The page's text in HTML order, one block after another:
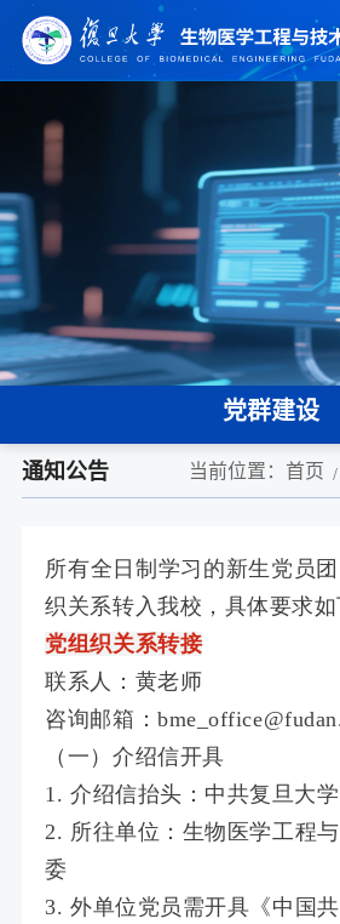
党群建设
通知公告 当前位置： 首页
所有全日制学习的新生党员
织关系转入我校，具体要求如
党组织关系转接
联系人：黄老师
咨询邮箱：
（一）介绍信开具
1. 介绍信抬头：中共复旦大学
2. 所往单位：生物医学工程
委
3. 外单位党员需开具《中国